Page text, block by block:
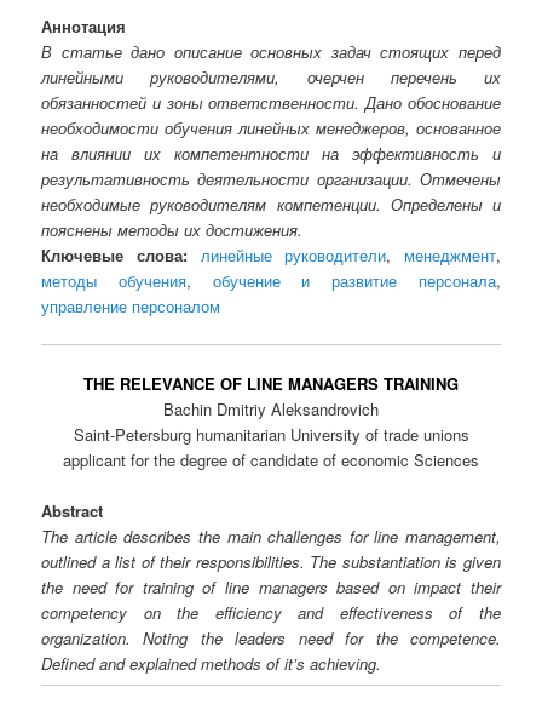
Аннотация
В статье дано описание основных задач стоящих перед
линейными руководителями, очерчен перечень их
обязанностей и зоны ответственности. Дано обоснование
необходимости обучения линейных менеджеров, основанное
на влиянии их компетентности на эффективность и
результативность деятельности организации. Отмечены
необходимые руководителям компетенции. Определены и
пояснены методы их достижения.
Ключевые слова: линейные руководители, менеджмент,
методы обучения, обучение и развитие персонала,
управление персоналом
THE RELEVANCE OF LINE MANAGERS TRAINING
Bachin Dmitriy Aleksandrovich
Saint-Petersburg humanitarian University of trade unions
applicant for the degree of candidate of economic Sciences
Abstract
The article describes the main challenges for line management,
outlined a list of their responsibilities. The substantiation is given
the need for training of line managers based on impact their
competency on the efficiency and effectiveness of the
organization. Noting the leaders need for the competence.
Defined and explained methods of it’s achieving.